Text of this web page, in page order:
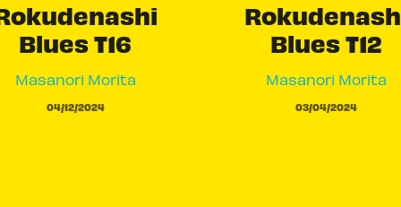
Blues T16
Masanori Morita
04/12/2024
Blues T12
Masanori Morita
03/04/2024